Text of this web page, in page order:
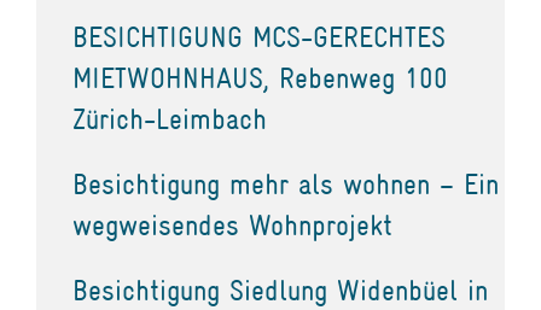
BESICHTIGUNG MCS-GERECHTES
MIETWOHNHAUS, Rebenweg 100
Zürich-Leimbach
Besichtigung mehr als wohnen – Ein
wegweisendes Wohnprojekt
Besichtigung Siedlung Widenbüel in